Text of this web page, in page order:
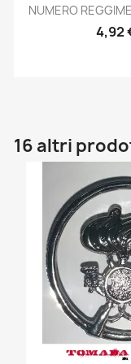

NUMERO
4,92
16 altri